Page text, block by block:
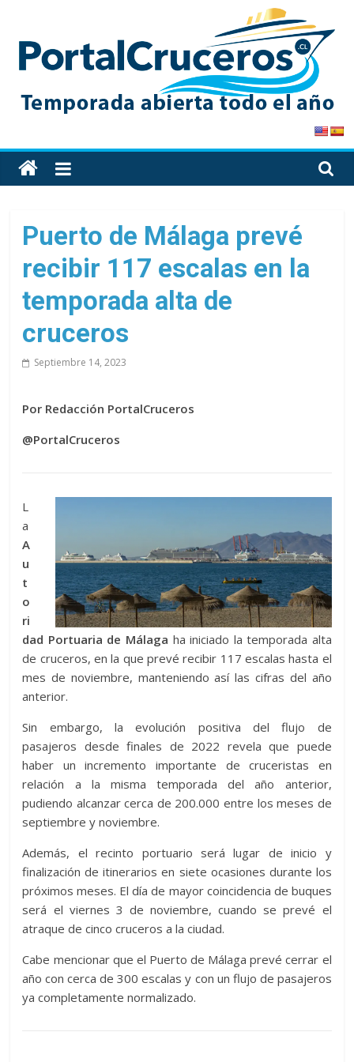
content
PortalCruceros
Toda
la
de
cruceros
en
un
solo
Puerto de Málaga prevé
recibir 117 escalas en la
temporada alta de
cruceros
Septiembre 14, 2023
Por Redacción PortalCruceros
@PortalCruceros
L
a
A
u
t
o
ri
dad Portuaria de Málaga ha iniciado la temporada alta
de cruceros, en la que prevé recibir 117 escalas hasta el
mes de noviembre, manteniendo así las cifras del año
anterior.
Sin embargo, la evolución positiva del flujo de
pasajeros desde finales de 2022 revela que puede
haber un incremento importante de cruceristas en
relación a la misma temporada del año anterior,
pudiendo alcanzar cerca de 200.000 entre los meses de
septiembre y noviembre.
Además, el recinto portuario será lugar de inicio y
finalización de itinerarios en siete ocasiones durante los
próximos meses. El día de mayor coincidencia de buques
será el viernes 3 de noviembre, cuando se prevé el
atraque de cinco cruceros a la ciudad.
Cabe mencionar que el Puerto de Málaga prevé cerrar el
año con cerca de 300 escalas y con un flujo de pasajeros
ya completamente normalizado.